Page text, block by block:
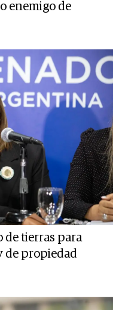
enemigo de
de tierras para
de propiedad